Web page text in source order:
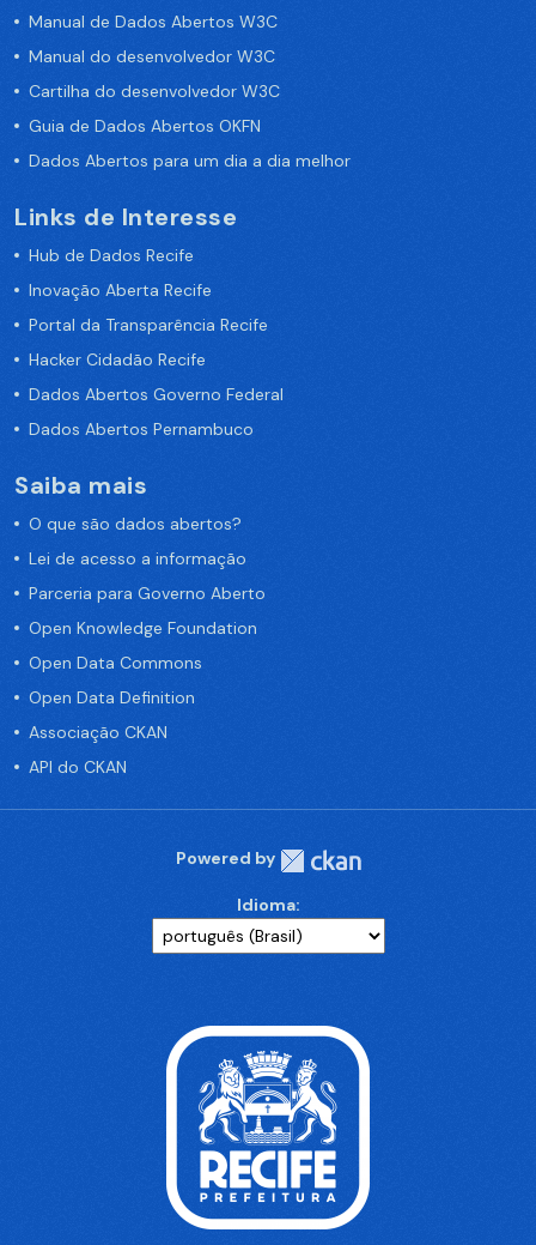
Manual de Dados Abertos W3C
Manual do desenvolvedor W3C
Cartilha do desenvolvedor W3C
Guia de Dados Abertos OKFN
Dados Abertos para um dia a dia melhor
Links de Interesse
Hub de Dados Recife
Inovação Aberta Recife
Portal da Transparência Recife
Hacker Cidadão Recife
Dados Abertos Governo Federal
Dados Abertos Pernambuco
Saiba mais
O que são dados abertos?
Lei de acesso a informação
Parceria para Governo Aberto
Open Knowledge Foundation
Open Data Commons
Open Data Definition
Associação CKAN
API do CKAN
Powered by
Idioma